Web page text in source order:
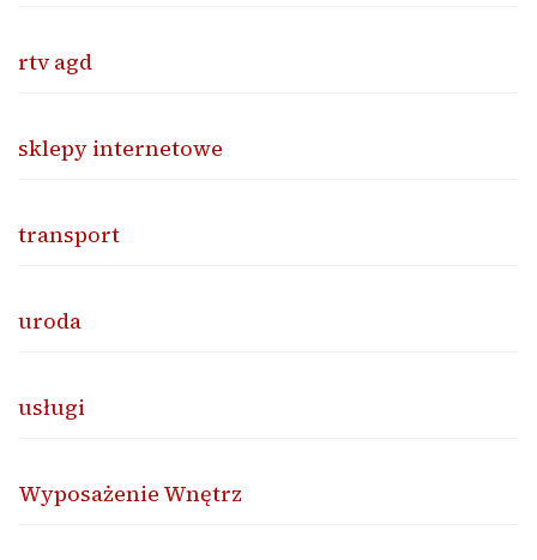
rtv agd
sklepy internetowe
transport
uroda
usługi
Wyposażenie Wnętrz